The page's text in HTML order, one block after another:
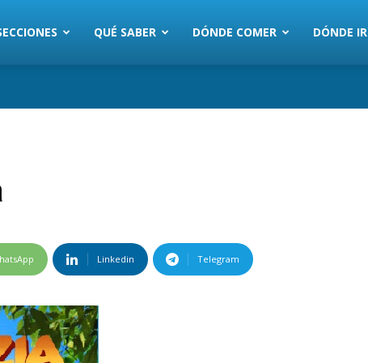
QUÉ SABER DÓNDE COMER DÓNDE IR
Linkedin Telegram